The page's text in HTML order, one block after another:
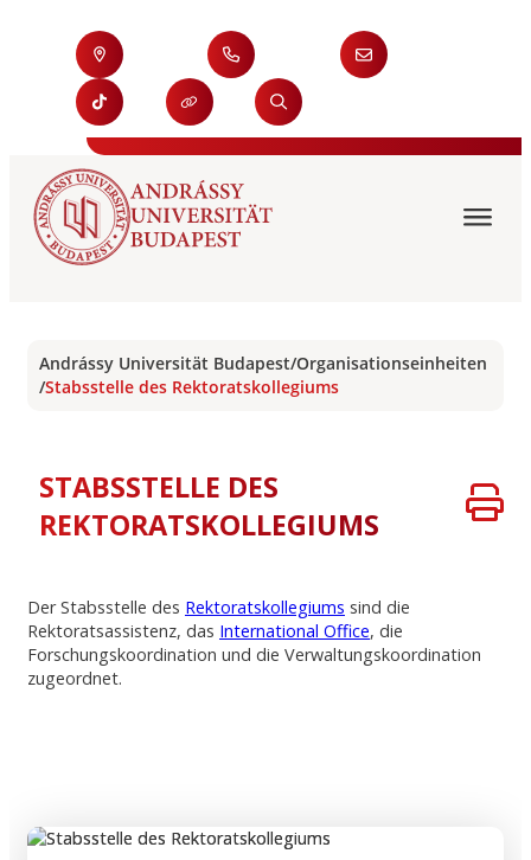
Andrássy Universität Budapest/Organisationseinheiten
/Stabsstelle des Rektoratskollegiums
STABSSTELLE DES
REKTORATSKOLLEGIUMS
Der Stabsstelle des Rektoratskollegiums sind die
Rektoratsassistenz, das International Office, die
Forschungskoordination und die Verwaltungskoordination
zugeordnet.